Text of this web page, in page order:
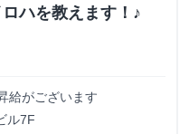
ハを教えます！♪
給がございます
ル7F